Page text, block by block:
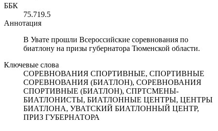
ББК
75.719.5
Аннотация
В Увате прошли Всероссийские соревнования по
биатлону на призы губернатора Тюменской области.
Ключевые слова
СОРЕВНОВАНИЯ СПОРТИВНЫЕ, СПОРТИВНЫЕ
СОРЕВНОВАНИЯ (БИАТЛОН), СОРЕВНОВАНИЯ
СПОРТИВНЫЕ (БИАТЛОН), СПРТСМЕНЫ-
БИАТЛОНИСТЫ, БИАТЛОННЫЕ ЦЕНТРЫ, ЦЕНТРЫ
БИАТЛОНА, УВАТСКИЙ БИАТЛОННЫЙ ЦЕНТР,
ПРИЗ ГУБЕРНАТОРА